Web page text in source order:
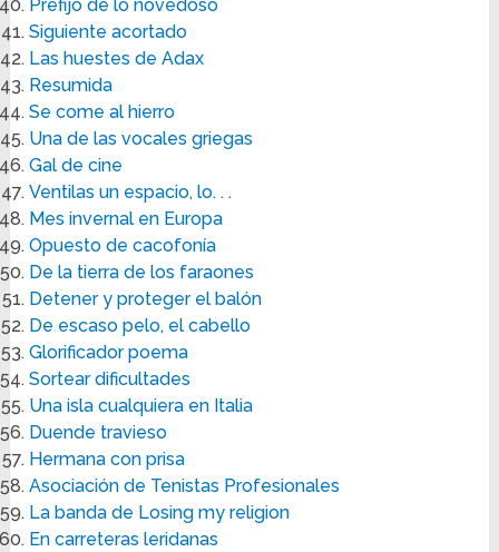
Prefijo de lo novedoso
Siguiente acortado
Las huestes de Adax
Resumida
Se come al hierro
Una de las vocales griegas
Gal de cine
Ventilas un espacio, lo. . .
Mes invernal en Europa
Opuesto de cacofonía
De la tierra de los faraones
Detener y proteger el balón
De escaso pelo, el cabello
Glorificador poema
Sortear dificultades
Una isla cualquiera en Italia
Duende travieso
Hermana con prisa
Asociación de Tenistas Profesionales
La banda de Losing my religion
En carreteras leridanas